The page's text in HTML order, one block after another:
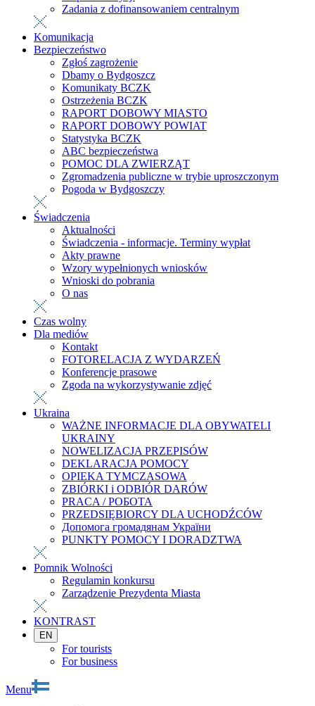
Zadania z dofinansowaniem centralnym
Komunikacja
Bezpieczeństwo
Zgłoś zagrożenie
Dbamy o Bydgoszcz
Komunikaty BCZK
Ostrzeżenia BCZK
RAPORT DOBOWY MIASTO
RAPORT DOBOWY POWIAT
Statystyka BCZK
ABC bezpieczeństwa
POMOC DLA ZWIERZĄT
Zgromadzenia publiczne w trybie uproszczonym
Pogoda w Bydgoszczy
Świadczenia
Aktualności
Świadczenia - informacje. Terminy wypłat
Akty prawne
Wzory wypełnionych wniosków
Wnioski do pobrania
O nas
Czas wolny
Dla mediów
Kontakt
FOTORELACJA Z WYDARZEŃ
Konferencje prasowe
Zgoda na wykorzystywanie zdjęć
Ukraina
WAŻNE INFORMACJE DLA OBYWATELI
UKRAINY
NOWELIZACJA PRZEPISÓW
DEKLARACJA POMOCY
OPIEKA TYMCZASOWA
ZBIÓRKI i ODBIÓR DARÓW
PRACA / РОБОТА
PRZEDSIĘBIORCY DLA UCHODŹCÓW
Допомога громадянам України
PUNKTY POMOCY I DORADZTWA
Pomnik Wolności
Regulamin konkursu
Zarządzenie Prezydenta Miasta
KONTRAST
EN
For tourists
For business
Menu